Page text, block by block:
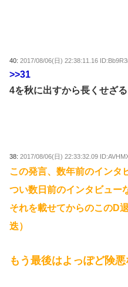
40:2017/08/06(日) 22:38:11.16
>>31
4を秋に出すから長くせざ
38:2017/08/06(日) 22:33:32.09
この発言、数年前のインタ
つい数日前のインタビュー
それを載せてからのこのD
迭）
もう最後はよっぽど険